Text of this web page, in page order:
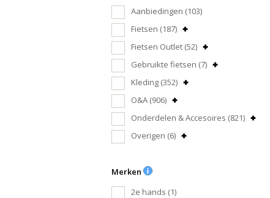
Aanbiedingen (103)
Fietsen (187)
Fietsen Outlet (52)
Gebruikte fietsen (7)
Kleding (352)
O&A (906)
Onderdelen & Accesoires (821)
Overigen (6)
Merken
2e hands (1)